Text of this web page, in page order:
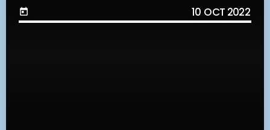
today 10 OCT 2022